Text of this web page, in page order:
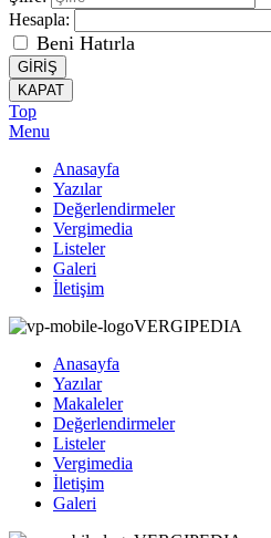
Hesapla:
Beni Hatırla
GİRİŞ
KAPAT
Top
Menu
Anasayfa
Yazılar
Değerlendirmeler
Vergimedia
Listeler
Galeri
İletişim
VERGIPEDIA
Anasayfa
Yazılar
Makaleler
Değerlendirmeler
Listeler
Vergimedia
İletişim
Galeri